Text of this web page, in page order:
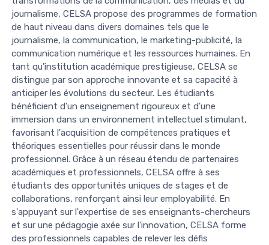
journalisme, CELSA propose des programmes de formation
de haut niveau dans divers domaines tels que le
journalisme, la communication, le marketing-publicité, la
communication numérique et les ressources humaines. En
tant qu'institution académique prestigieuse, CELSA se
distingue par son approche innovante et sa capacité à
anticiper les évolutions du secteur. Les étudiants
bénéficient d'un enseignement rigoureux et d'une
immersion dans un environnement intellectuel stimulant,
favorisant l'acquisition de compétences pratiques et
théoriques essentielles pour réussir dans le monde
professionnel. Grâce à un réseau étendu de partenaires
académiques et professionnels, CELSA offre à ses
étudiants des opportunités uniques de stages et de
collaborations, renforçant ainsi leur employabilité. En
s'appuyant sur l'expertise de ses enseignants-chercheurs
et sur une pédagogie axée sur l'innovation, CELSA forme
des professionnels capables de relever les défis